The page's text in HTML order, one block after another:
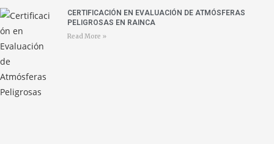
CERTIFICACIÓN EN EVALUACIÓN DE ATMÓSFERAS
PELIGROSAS EN RAINCA
Read More »